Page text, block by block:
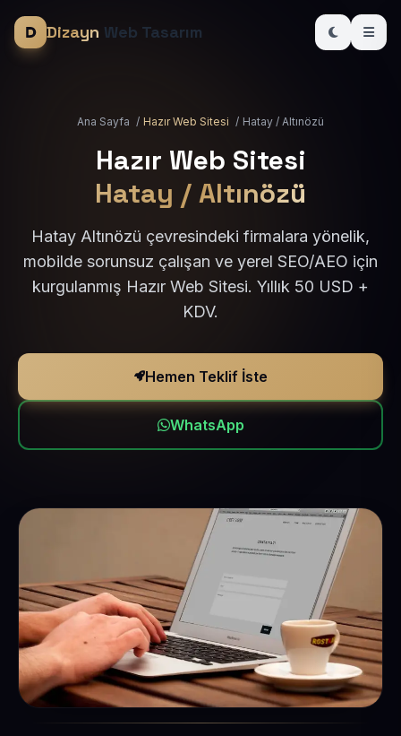
Dizayn Web Tasarım
Ana Sayfa / Hazır Web Sitesi / Hatay / Altınözü
Hazır Web Sitesi
Hatay / Altınözü
Hatay Altınözü çevresindeki firmalara yönelik,
mobilde sorunsuz çalışan ve yerel SEO/AEO için
kurgulanmış Hazır Web Sitesi. Yıllık 50 USD +
KDV.
Hemen Teklif İste
WhatsApp